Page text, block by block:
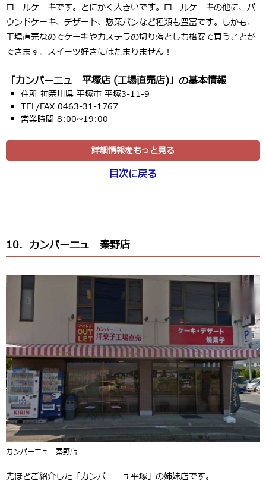
ロールケーキです。とにかく大きいです。ロールケーキの他に、パ
ウンドケーキ、デザート、惣菜パンなど種類も豊富です。しかも、
工場直売なのでケーキやカステラの切り落としも格安で買うことが
できます。スイーツ好きにはたまりません！
「カンパーニュ 平塚店 (工場直売店)」の基本情報
住所 神奈川県 平塚市 平塚3-11-9
TEL/FAX 0463-31-1767
営業時間 8:00~19:00
詳細情報をもっと見る
目次に戻る
10．カンパーニュ 秦野店
カンパーニュ 秦野店
先ほどご紹介した「カンパーニュ平塚」の姉妹店です。